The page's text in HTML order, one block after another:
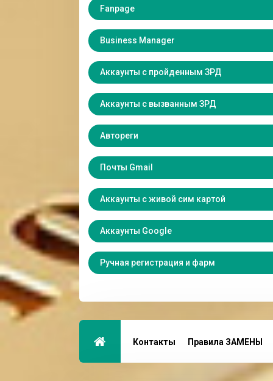
Fanpage
Business Manager
Аккаунты с пройденным ЗРД
Аккаунты с вызванным ЗРД
Автореги
Почты Gmail
Аккаунты с живой сим картой
Аккаунты Google
Ручная регистрация и фарм
Контакты Правила ЗАМЕНЫ